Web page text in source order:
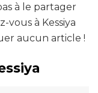
à le partager
vous à Kessiya
aucun article !